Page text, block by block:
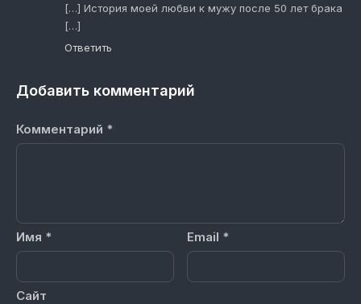
[…] История моей любви к мужу после 50 лет брака
[…]
Ответить
Добавить комментарий
Комментарий *
Имя * Email *
Сайт